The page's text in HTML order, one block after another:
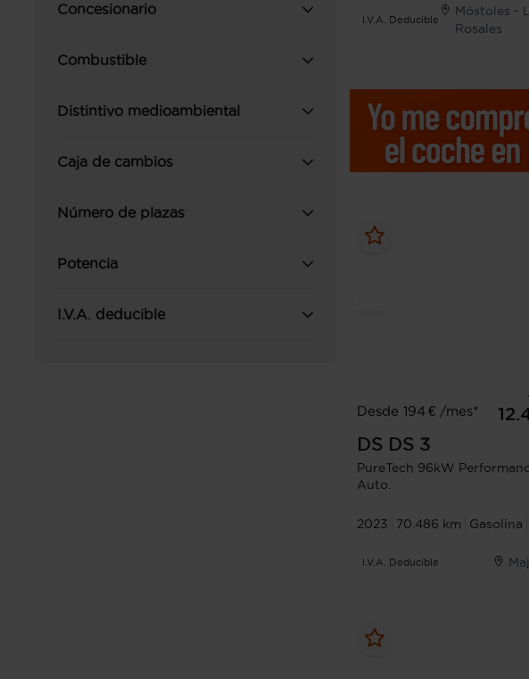
Concesionario
Combustible
Distintivo medioambiental
Caja de cambios
Número de plazas
Potencia
I.V.A. deducible
I.V.A. Deducible
Móstoles -
Rosales
Desde 194 € /mes*
DS DS 3
PureTech 96kW
Auto.
2023 70.486 km Gasolina
I.V.A. Deducible